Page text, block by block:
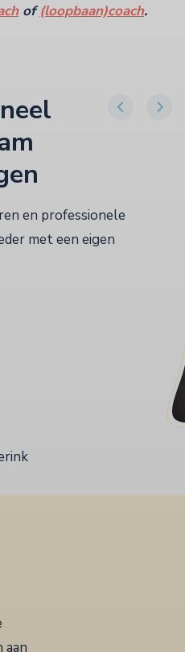
of(loopbaan)coach.
en professionele
met een eigen
aan